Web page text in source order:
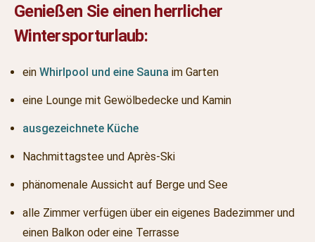
Genießen Sie einen herrlicher
Wintersporturlaub:
ein Whirlpool und eine Sauna im Garten
eine Lounge mit Gewölbedecke und Kamin
ausgezeichnete Küche
Nachmittagstee und Après-Ski
phänomenale Aussicht auf Berge und See
alle Zimmer verfügen über ein eigenes Badezimmer und
einen Balkon oder eine Terrasse